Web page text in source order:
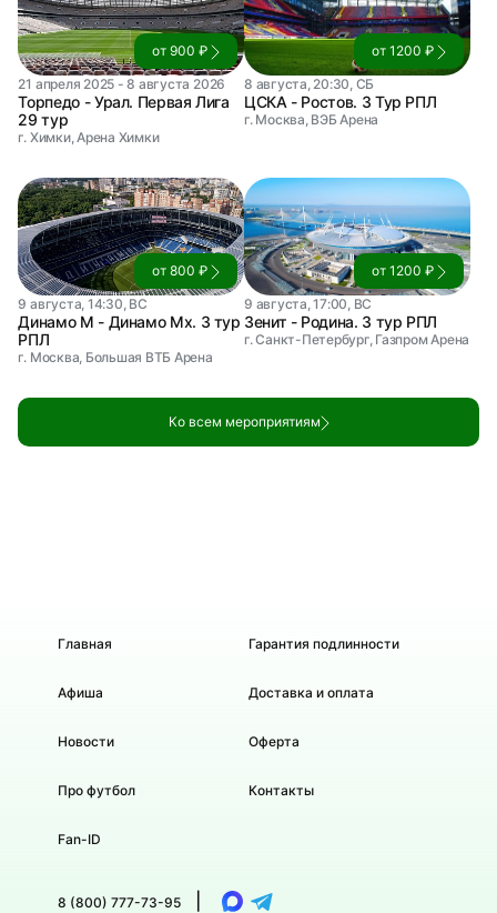
от 900 ₽
21 апреля 2025 - 8 августа 2026
Торпедо - Урал. Первая Лига
29 тур
г. Химки, Арена Химки
от 1200 ₽
8 августа, 20:30, СБ
ЦСКА - Ростов. 3 Тур РПЛ
г. Москва, ВЭБ Арена
от 800 ₽
9 августа, 14:30, ВС
Динамо М - Динамо Мх. 3 тур
РПЛ
г. Москва, Большая ВТБ Арена
от 1200 ₽
9 августа, 17:00, ВС
Зенит - Родина. 3 тур РПЛ
г. Санкт-Петербург, Газпром Арена
Ко всем мероприятиям
Главная
Афиша
Новости
Про футбол
Fan-ID
Гарантия подлинности
Доставка и оплата
Оферта
Контакты
8 (800) 777-73-95